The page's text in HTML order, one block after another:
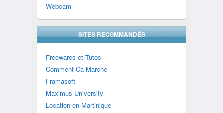
Webcam
SITES RECOMMANDÉS
Freewares et Tutos
Comment Ca Marche
Framasoft
Maximus University
Location en Martinique